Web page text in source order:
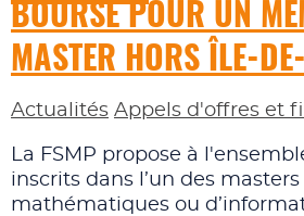
BOURSE POUR UN
MASTER HORS ÎLE-
Actualités Appels d'offres et
La FSMP propose à
inscrits dans l’un des masters
mathématiques ou